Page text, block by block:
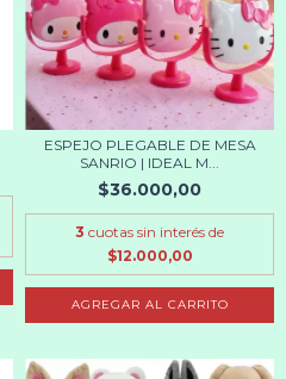
ESPEJO PLEGABLE DE MESA
SANRIO | IDEAL M...
$36.000,00
3 cuotas sin interés de
$12.000,00
AGREGAR AL CARRITO